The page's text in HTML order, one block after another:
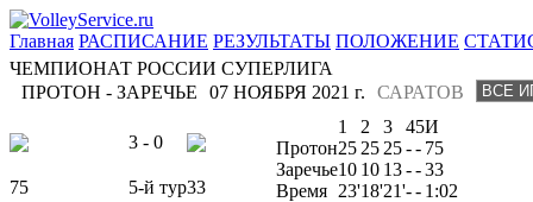
Главная РАСПИСАНИЕ РЕЗУЛЬТАТЫ ПОЛОЖЕНИЕ
ЧЕМПИОНАТ РОССИИ СУПЕРЛИГА
ПРОТОН - ЗАРЕЧЬЕ
САРАТОВ
07 НОЯБРЯ 2021 г.
3 - 0
75 5-й тур33
1 2 3 45И
Протон25 25 25-- 75
Заречье10 10 13--33
Время 23'18'21'-- 1:02